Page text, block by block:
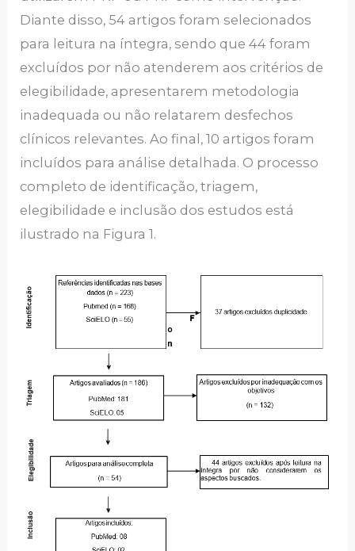
Diante disso, 54 artigos foram selecionados
para leitura na íntegra, sendo que 44 foram
excluídos por não atenderem aos critérios de
elegibilidade, apresentarem metodologia
inadequada ou não relatarem desfechos
clínicos relevantes. Ao final, 10 artigos foram
incluídos para análise detalhada. O processo
completo de identificação, triagem,
elegibilidade e inclusão dos estudos está
ilustrado na Figura 1.